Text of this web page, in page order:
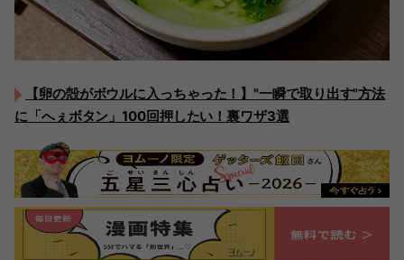
【卵の殻がボウルに入っちゃった！】"一瞬で取り出す"方法
に「へぇボタン」100回押したい！裏ワザ3選